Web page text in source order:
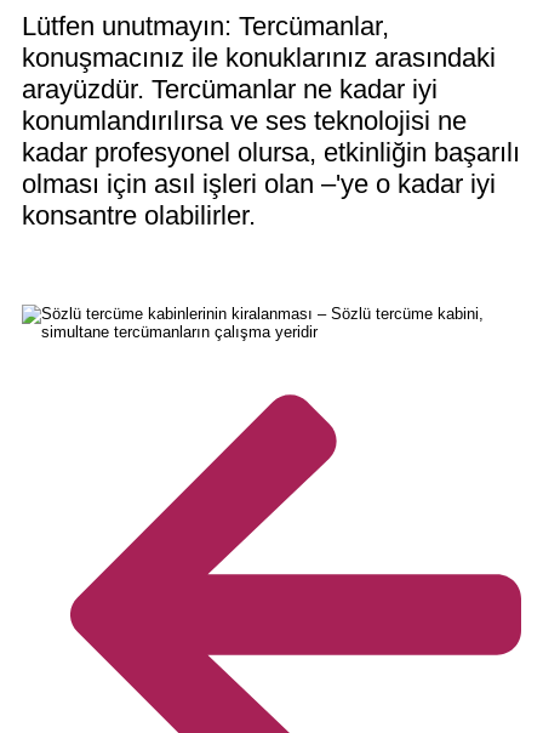
Lütfen unutmayın: Tercümanlar,
konuşmacınız ile konuklarınız arasındaki
arayüzdür. Tercümanlar ne kadar iyi
konumlandırılırsa ve ses teknolojisi ne
kadar profesyonel olursa, etkinliğin başarılı
olması için asıl işleri olan –'ye o kadar iyi
konsantre olabilirler.